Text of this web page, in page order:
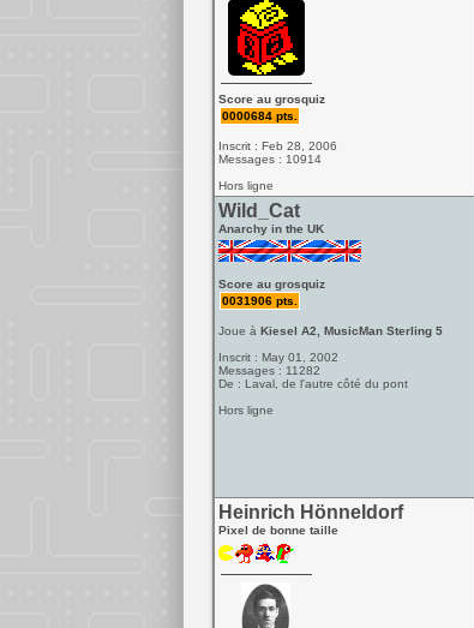
Score au grosquiz
0000684 pts.
Inscrit : Feb 28, 2006
Messages : 10914
Hors ligne
Wild_Cat
Anarchy in the UK
Score au grosquiz
0031906 pts.
Joue à Kiesel A2, MusicMan Sterling 5
Inscrit : May 01, 2002
Messages : 11282
De : Laval, de l'autre côté du pont
Hors ligne
Heinrich Hönneldorf
Pixel de bonne taille